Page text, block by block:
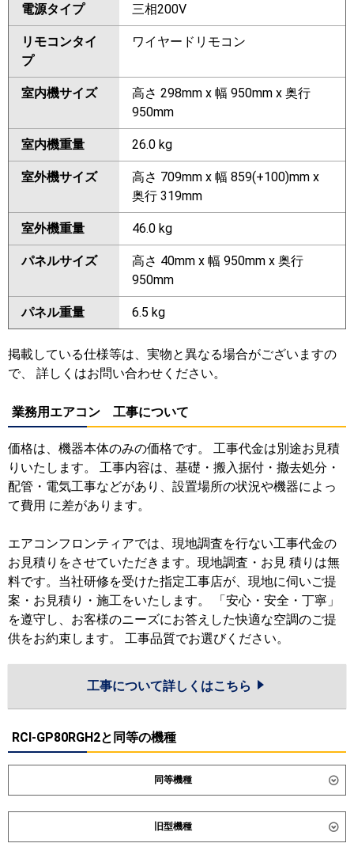
電源タイプ 三相200V
リモコンタイ
プ
ワイヤードリモコン
室内機サイズ
高さ 298mm x 幅 950mm x 奥行
950mm
室内機重量 26.0 kg
室外機サイズ
高さ 709mm x 幅 859(+100)mm x
奥行 319mm
室外機重量 46.0 kg
パネルサイズ
高さ 40mm x 幅 950mm x 奥行
950mm
パネル重量 6.5 kg
掲載している仕様等は、実物と異なる場合がございますの
で、 詳しくはお問い合わせください。
業務用エアコン 工事について
価格は、機器本体のみの価格です。 工事代金は別途お見積
りいたします。 工事内容は、基礎・搬入据付・撤去処分・
配管・電気工事などがあり、設置場所の状況や機器によっ
て費用 に差があります。
エアコンフロンティアでは、現地調査を行ない工事代金の
お見積りをさせていただきます。現地調査・お見 積りは無
料です。当社研修を受けた指定工事店が、現地に伺いご提
案・お見積り・施工をいたします。 「安心・安全・丁寧」
を遵守し、お客様のニーズにお答えした快適な空調のご提
供をお約束します。 工事品質でお選びください。
工事について詳しくはこちら
RCI-GP80RGH2と同等の機種
同等機種
ダイキン SSRC80DT SSRC80DNT
SSRUC80DT
旧型機種